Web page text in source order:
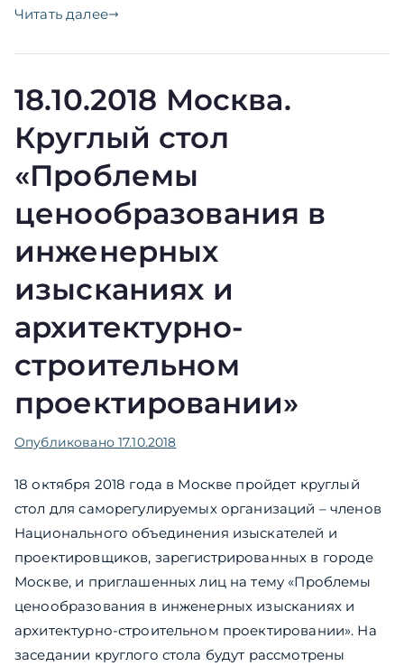
Читать далее
18.10.2018 Москва.
Круглый стол
«Проблемы
ценообразования в
инженерных
изысканиях и
архитектурно-
строительном
проектировании»
Опубликовано 17.10.2018
18 октября 2018 года в Москве пройдет круглый
стол для саморегулируемых организаций – членов
Национального объединения изыскателей и
проектировщиков, зарегистрированных в городе
Москве, и приглашенных лиц на тему «Проблемы
ценообразования в инженерных изысканиях и
архитектурно-строительном проектировании». На
заседании круглого стола будут рассмотрены